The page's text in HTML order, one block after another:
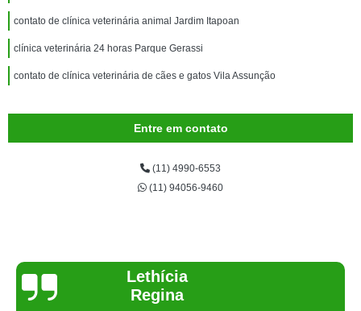
contato de clínica veterinária animal Jardim Itapoan
clínica veterinária 24 horas Parque Gerassi
contato de clínica veterinária de cães e gatos Vila Assunção
Entre em contato
(11) 4990-6553
(11) 94056-9460
Joelma Lilian